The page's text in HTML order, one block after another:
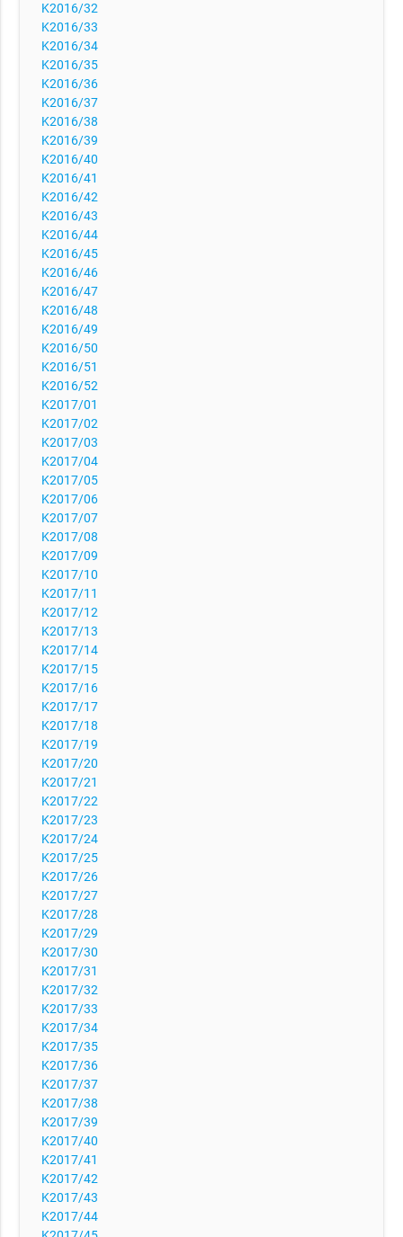
K2016/32
K2016/33
K2016/34
K2016/35
K2016/36
K2016/37
K2016/38
K2016/39
K2016/40
K2016/41
K2016/42
K2016/43
K2016/44
K2016/45
K2016/46
K2016/47
K2016/48
K2016/49
K2016/50
K2016/51
K2016/52
K2017/01
K2017/02
K2017/03
K2017/04
K2017/05
K2017/06
K2017/07
K2017/08
K2017/09
K2017/10
K2017/11
K2017/12
K2017/13
K2017/14
K2017/15
K2017/16
K2017/17
K2017/18
K2017/19
K2017/20
K2017/21
K2017/22
K2017/23
K2017/24
K2017/25
K2017/26
K2017/27
K2017/28
K2017/29
K2017/30
K2017/31
K2017/32
K2017/33
K2017/34
K2017/35
K2017/36
K2017/37
K2017/38
K2017/39
K2017/40
K2017/41
K2017/42
K2017/43
K2017/44